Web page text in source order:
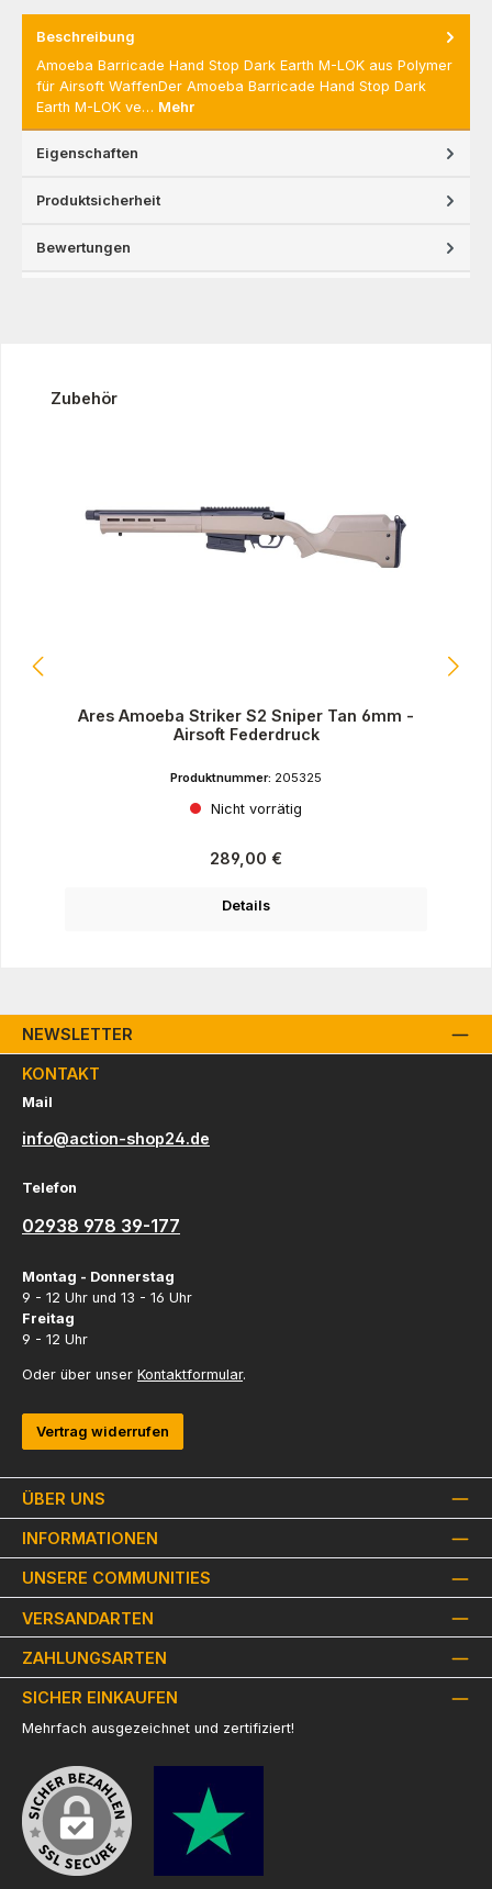
Beschreibung
Amoeba Barricade Hand Stop Dark Earth M-LOK aus Polymer
für Airsoft WaffenDer Amoeba Barricade Hand Stop Dark
Earth M-LOK ve… Mehr
Eigenschaften
Produktsicherheit
Bewertungen
Produktgalerie überspringen
Zubehör
Ares Amoeba Striker S2 Sniper Tan 6mm -
Airsoft Federdruck
Produktnummer: 205325
Nicht vorrätig
Regulärer Preis:
289,00 €
Details
NEWSLETTER
ÜBER UNS
INFORMATIONEN
KONTAKT
Mail
info@action-shop24.de
Telefon
02938 978 39-177
Montag - Donnerstag
9 - 12 Uhr und 13 - 16 Uhr
Freitag
9 - 12 Uhr
Oder über unser Kontaktformular.
Vertrag widerrufen
UNSERE COMMUNITIES
VERSANDARTEN
ZAHLUNGSARTEN
SICHER EINKAUFEN
Mehrfach ausgezeichnet und zertifiziert!